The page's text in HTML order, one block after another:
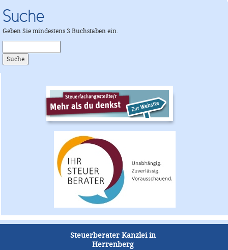
Suche
Geben Sie mindestens 3 Buchstaben ein.
Steuerberater Kanzlei in
Herrenberg